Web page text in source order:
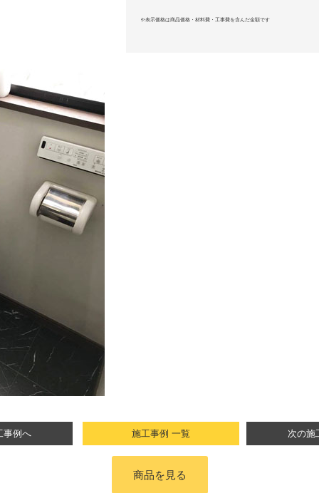
※表示価格は商品価格・材料費・工事費を含んだ金額です
例へ 施工事例 一覧 次の
商品を見る